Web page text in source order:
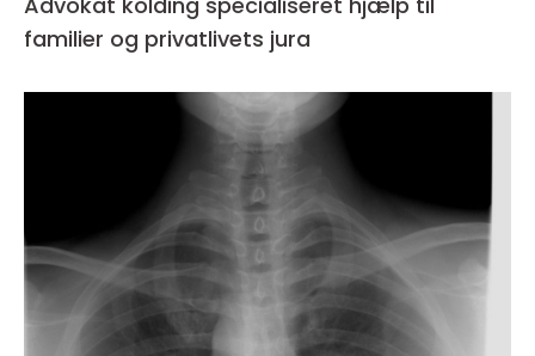
familier og privatlivets jura